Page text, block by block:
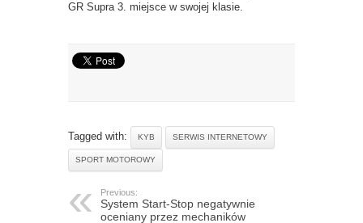
GR Supra 3. miejsce w swojej klasie.
Tagged with: KYB SERWIS INTERNETOWY
SPORT MOTOROWY
Previous:
System Start-Stop negatywnie
oceniany przez mechaników